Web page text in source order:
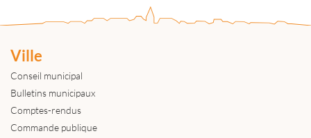
Ville
Conseil municipal
Bulletins municipaux
Comptes-rendus
Commande publique